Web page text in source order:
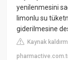
yenilenmesini
limonlu su
giderilmesine
Kaynak